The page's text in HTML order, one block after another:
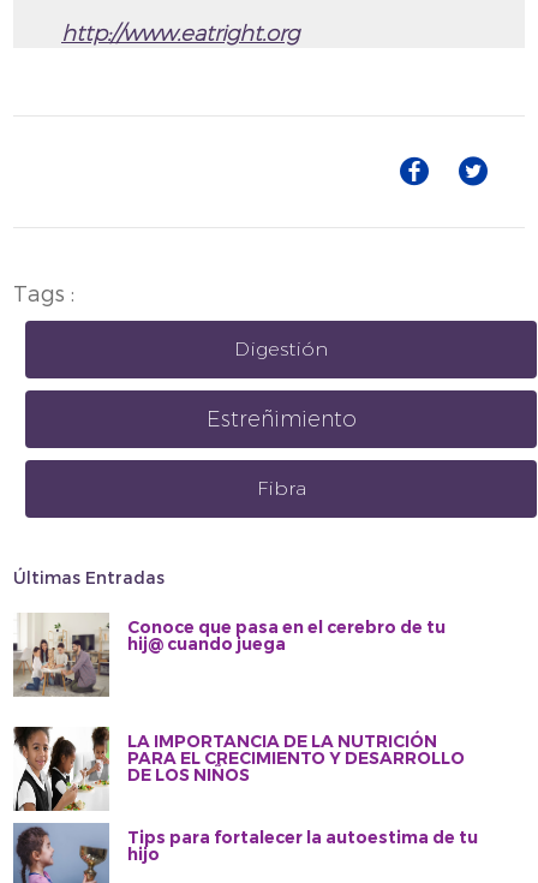
http://www.eatright.org
Tags :
Digestión
Estreñimiento
Fibra
Últimas Entradas
Conoce que pasa en el cerebro de tu
hij@ cuando juega
LA IMPORTANCIA DE LA NUTRICIÓN
PARA EL CRECIMIENTO Y DESARROLLO
DE LOS NIÑOS
Tips para fortalecer la autoestima de tu
hijo